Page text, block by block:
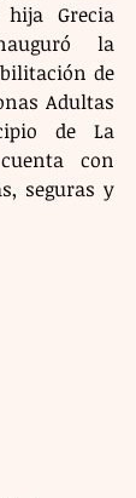
Grecia
la
de
Adultas
de La
con
seguras y